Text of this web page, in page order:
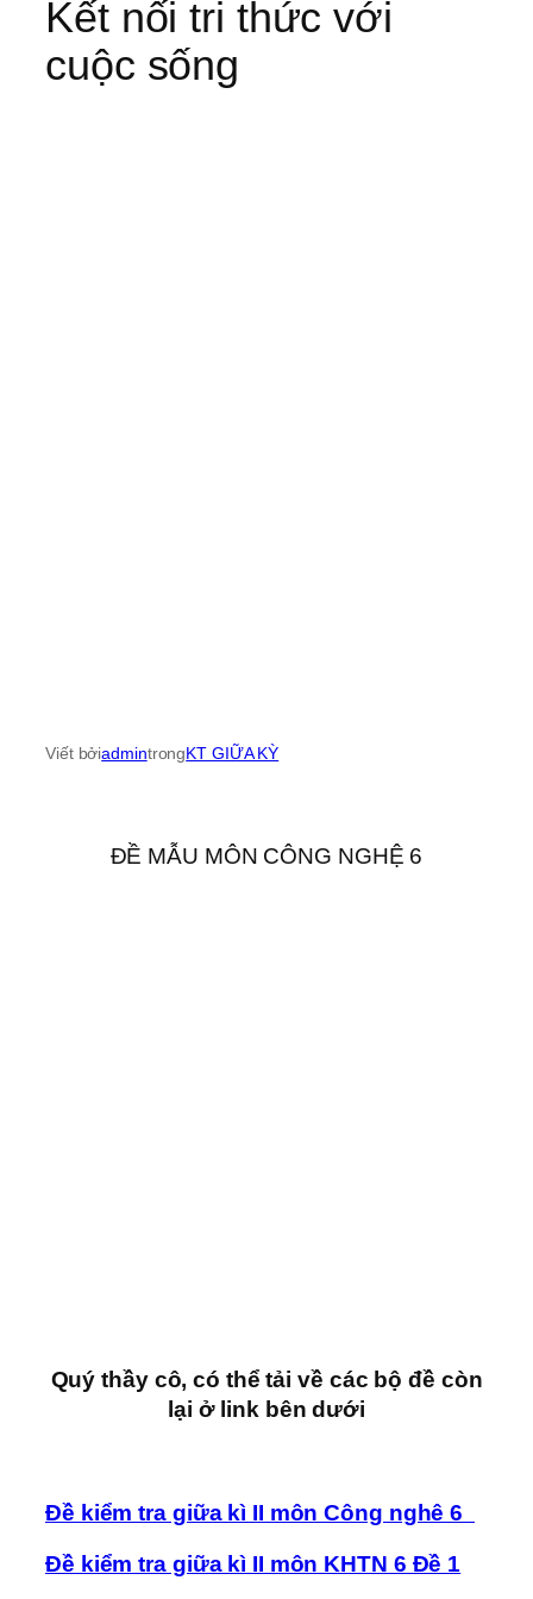
Kết nối tri thức với
cuộc sống
Viết bởiadmintrongKT GIỮA KỲ
ĐỀ MẪU MÔN CÔNG NGHỆ 6
Quý thầy cô, có thể tải về các bộ đề còn
lại ở link bên dưới
Đề kiểm tra giữa kì II môn Công nghê 6
Đề kiểm tra giữa kì II môn KHTN 6 Đề 1